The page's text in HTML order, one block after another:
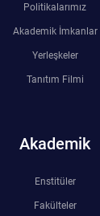
Politikalarımız
Akademik İmkanlar
Yerleşkeler
Tanıtım Filmi
Akademik
Enstitüler
Fakülteler